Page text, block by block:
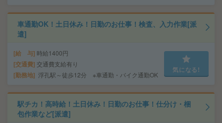
車通勤OK！土日休み！日勤のお仕事！検査、入力作業[派
遣]
給 与 時給1400円
交通費 交通費支給有り
勤務地 浮孔駅～徒歩12分 ※車通勤・バイク通勤OK
気になる!
駅チカ！高時給！土日休み！日勤のお仕事！仕分け・梱
包作業など[派遣]